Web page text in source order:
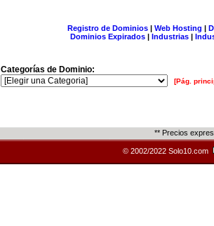
Registro de Dominios| Web Hosting |
Dominios Expirados | Industrias |
Categorías de Dominio:
[Pág.
** Precios
© 2002/2022 Solo10.com